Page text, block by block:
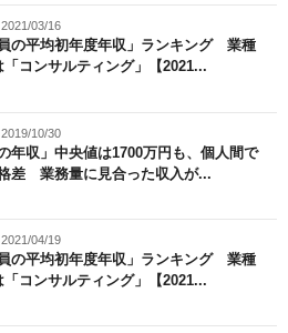
03/16
員の平均初年度年収」ランキング 業種
「コンサルティング」【2021...
10/30
年収」中央値は1700万円も、個人間で
差 業務量に見合った収入が...
04/19
員の平均初年度年収」ランキング 業種
「コンサルティング」【2021...